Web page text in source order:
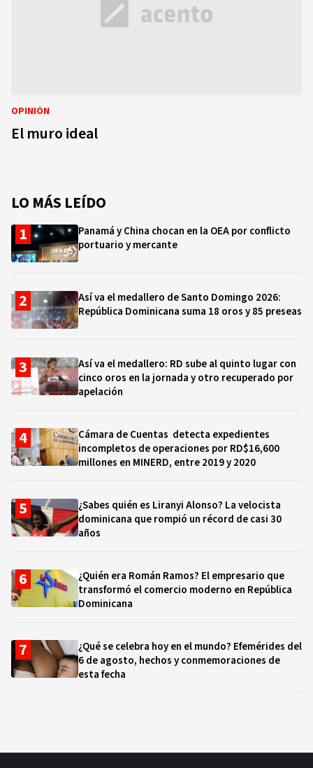
OPINIÓN
El muro ideal
LO MÁS LEÍDO
Panamá y China chocan en la OEA por conflicto
portuario y mercante
Así va el medallero de Santo Domingo 2026:
República Dominicana suma 18 oros y 85 preseas
Así va el medallero: RD sube al quinto lugar con
cinco oros en la jornada y otro recuperado por
apelación
Cámara de Cuentas detecta expedientes
incompletos de operaciones por RD$16,600
millones en MINERD, entre 2019 y 2020
¿Sabes quién es Liranyi Alonso? La velocista
dominicana que rompió un récord de casi 30
años
¿Quién era Román Ramos? El empresario que
transformó el comercio moderno en República
Dominicana
¿Qué se celebra hoy en el mundo? Efemérides del
6 de agosto, hechos y conmemoraciones de
esta fecha